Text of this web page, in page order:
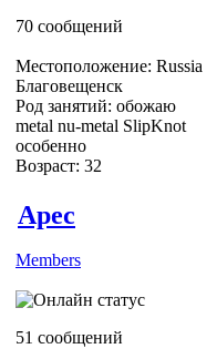
70 сообщений
Местоположение: Russia
Благовещенск
Род занятий: обожаю
metal nu-metal SlipKnot
особенно
Возраст: 32
Apec
Members
51 сообщений